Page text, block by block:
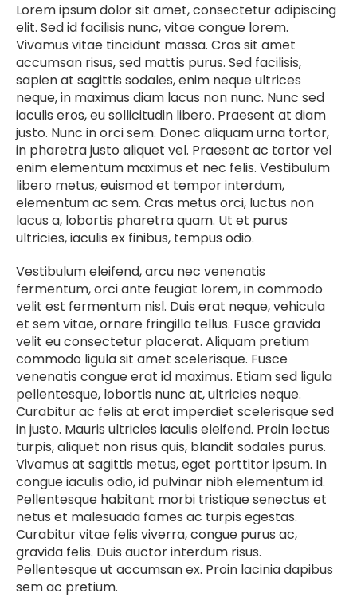
Lorem ipsum dolor sit amet, consectetur adipiscing
elit. Sed id facilisis nunc, vitae congue lorem.
Vivamus vitae tincidunt massa. Cras sit amet
accumsan risus, sed mattis purus. Sed facilisis,
sapien at sagittis sodales, enim neque ultrices
neque, in maximus diam lacus non nunc. Nunc sed
iaculis eros, eu sollicitudin libero. Praesent at diam
justo. Nunc in orci sem. Donec aliquam urna tortor,
in pharetra justo aliquet vel. Praesent ac tortor vel
enim elementum maximus et nec felis. Vestibulum
libero metus, euismod et tempor interdum,
elementum ac sem. Cras metus orci, luctus non
lacus a, lobortis pharetra quam. Ut et purus
ultricies, iaculis ex finibus, tempus odio.
Vestibulum eleifend, arcu nec venenatis
fermentum, orci ante feugiat lorem, in commodo
velit est fermentum nisl. Duis erat neque, vehicula
et sem vitae, ornare fringilla tellus. Fusce gravida
velit eu consectetur placerat. Aliquam pretium
commodo ligula sit amet scelerisque. Fusce
venenatis congue erat id maximus. Etiam sed ligula
pellentesque, lobortis nunc at, ultricies neque.
Curabitur ac felis at erat imperdiet scelerisque sed
in justo. Mauris ultricies iaculis eleifend. Proin lectus
turpis, aliquet non risus quis, blandit sodales purus.
Vivamus at sagittis metus, eget porttitor ipsum. In
congue iaculis odio, id pulvinar nibh elementum id.
Pellentesque habitant morbi tristique senectus et
netus et malesuada fames ac turpis egestas.
Curabitur vitae felis viverra, congue purus ac,
gravida felis. Duis auctor interdum risus.
Pellentesque ut accumsan ex. Proin lacinia dapibus
sem ac pretium.